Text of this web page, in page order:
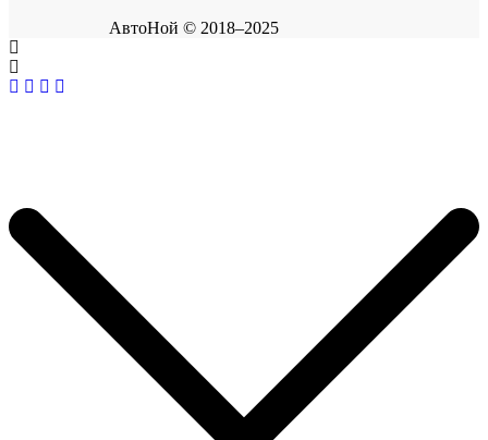
АвтоНой © 2018–2025